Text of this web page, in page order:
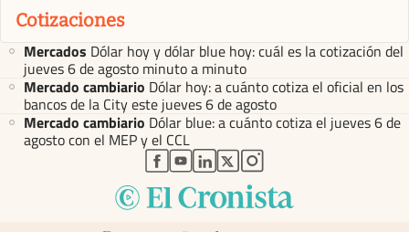
Cotizaciones
Mercados Dólar hoy y dólar blue hoy: cuál es la cotización del
jueves 6 de agosto minuto a minuto
Mercado cambiario Dólar hoy: a cuánto cotiza el oficial en los
bancos de la City este jueves 6 de agosto
Mercado cambiario Dólar blue: a cuánto cotiza el jueves 6 de
agosto con el MEP y el CCL
abre en nueva pestaña
abre en nueva pestaña
abre en nueva pestaña
abre en nueva pestaña
abre en nueva pestaña